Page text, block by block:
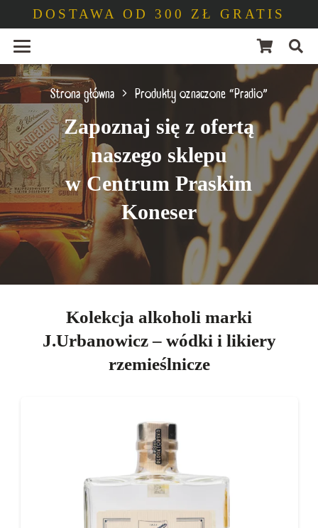
DOSTAWA OD 300 ZŁ GRATIS
Strona główna Produkty oznaczone “Pradio”
Zapoznaj się z ofertą
naszego sklepu
w Centrum Praskim
Koneser
Kolekcja alkoholi marki
J.Urbanowicz – wódki i likiery
rzemieślnicze